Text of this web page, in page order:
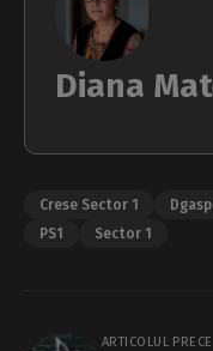
Diana
Crese Sector 1
PS1
Sector 1
ARTICOLUL